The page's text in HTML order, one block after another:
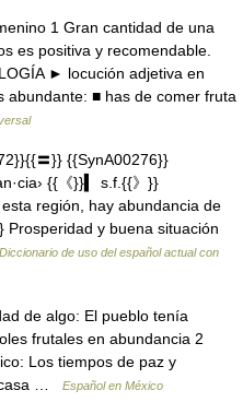
1 Gran cantidad de una
es positiva y recomendable.
► locución adjetiva en
abundante: ■ has de comer fruta
〓}} {{SynA00276}}
{{《}}▍ s.f.{{》}}
región, hay abundancia de
y buena situación
Diccionario de uso del español actual con
de algo: El pueblo tenía
frutales en abundancia 2
Los tiempos de paz y
casa …
Español en México